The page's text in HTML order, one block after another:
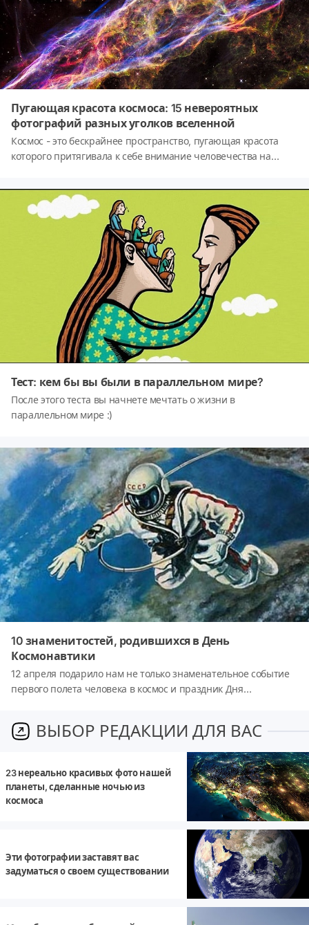
Пугающая красота космоса: 15 невероятных
фотографий разных уголков вселенной
Космос - это бескрайнее пространство, пугающая красота
которого притягивала к себе внимание человечества на
безвоздушном пространстве, благодаря современным
технологиям мы можем найти невероятную красоту
достойную космических масштабов. Взглянув на эти снимки
вы можете убедиться в этом сами.
Тест: кем бы вы были в параллельном мире?
После этого теста вы начнете мечтать о жизни в
параллельном мире :)
10 знаменитостей, родившихся в День
Космонавтики
12 апреля подарило нам не только знаменательное событие
первого полета человека в космос и праздник Дня
невероятные открытия, произведения искусства и просто
послуживших на благо нашей цивилизации. Итак, перед
вами список из 10 известных людей, родившихся в День
Космонавтики. Быть может, и кто-то из ваших родных попал
в этот список? 😉
ВЫБОР РЕДАКЦИИ ДЛЯ ВАС
23 нереально красивых фото нашей
планеты, сделанные ночью из
космоса
Эти фотографии заставят вас
задуматься о своем существовании